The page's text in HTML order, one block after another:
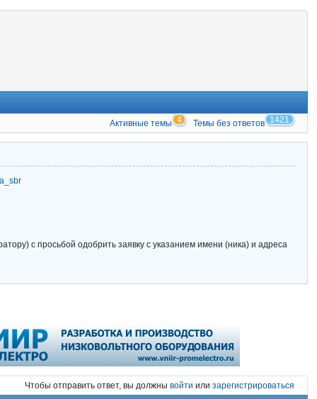
Активные темы 4 Темы без ответов 1421
с просьбой одобрить заявку с указанием имени (ника) и адреса
Чтобы отправить ответ, вы должны войти или зарегистрироваться